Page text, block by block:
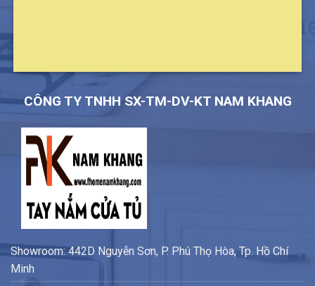
CÔNG TY TNHH SX-TM-DV-KT NAM KHANG
Showroom: 442D Nguyễn Sơn, P. Phú Thọ Hòa, Tp. Hồ Chí
Minh